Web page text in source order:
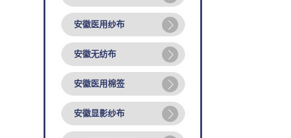
安徽医用纱布
安徽无纺布
安徽医用棉签
安徽显影纱布